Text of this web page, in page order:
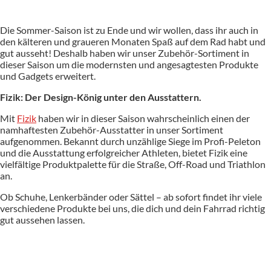
Die Sommer-Saison ist zu Ende und wir wollen, dass ihr auch in
den kälteren und graueren Monaten Spaß auf dem Rad habt und
gut ausseht! Deshalb haben wir unser Zubehör-Sortiment in
dieser Saison um die modernsten und angesagtesten Produkte
und Gadgets erweitert.
Fizik: Der Design-König unter den Ausstattern.
Mit Fizik haben wir in dieser Saison wahrscheinlich einen der
namhaftesten Zubehör-Ausstatter in unser Sortiment
aufgenommen. Bekannt durch unzählige Siege im Profi-Peleton
und die Ausstattung erfolgreicher Athleten, bietet Fizik eine
vielfältige Produktpalette für die Straße, Off-Road und Triathlon
an.
Ob Schuhe, Lenkerbänder oder Sättel – ab sofort findet ihr viele
verschiedene Produkte bei uns, die dich und dein Fahrrad richtig
gut aussehen lassen.